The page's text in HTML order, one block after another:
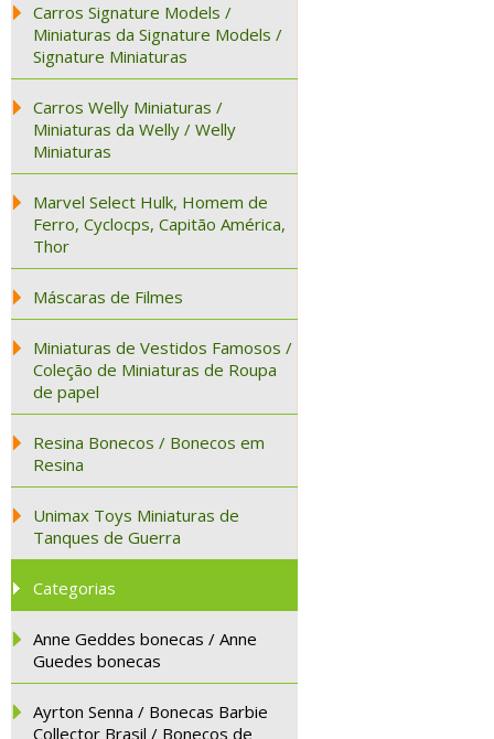
Carros Signature Models /
Miniaturas da Signature Models /
Signature Miniaturas
Carros Welly Miniaturas /
Miniaturas da Welly / Welly
Miniaturas
Marvel Select Hulk, Homem de
Ferro, Cyclocps, Capitão América,
Thor
Máscaras de Filmes
Miniaturas de Vestidos Famosos /
Coleção de Miniaturas de Roupa
de papel
Resina Bonecos / Bonecos em
Resina
Unimax Toys Miniaturas de
Tanques de Guerra
Categorias
Anne Geddes bonecas / Anne
Guedes bonecas
Ayrton Senna / Bonecas Barbie
Collector Brasil / Bonecos de